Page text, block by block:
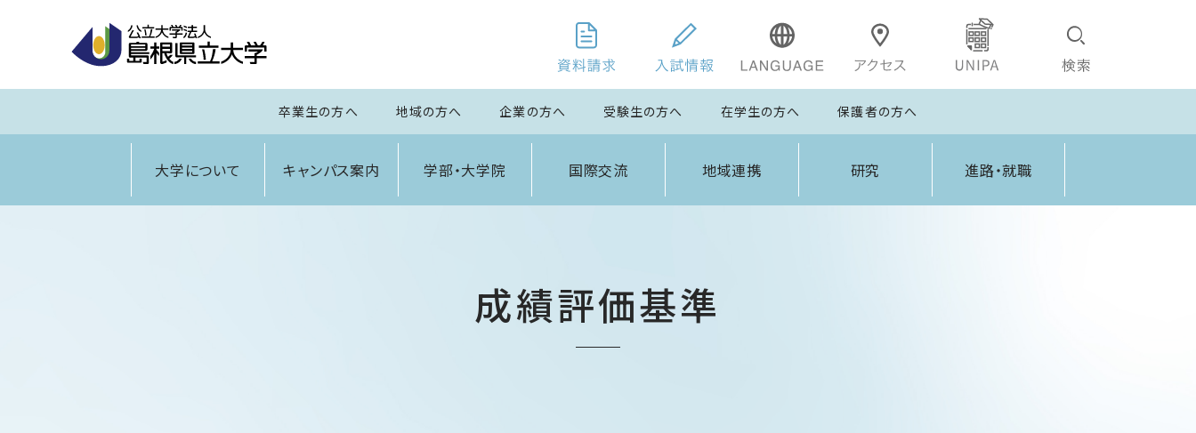
卒業生の方へ 地域の方へ 企業の方へ 受験生の方へ 在学生の方へ 保護者の方へ
大学について キャンパス案内 学部・大学院 国際交流 地域連携 研究 進路・就職
成績評価基準